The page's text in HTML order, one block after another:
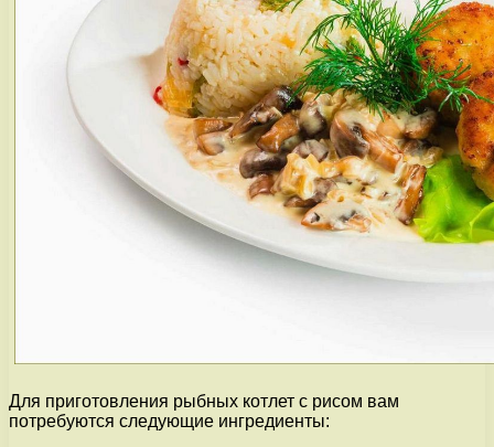
Для приготовления рыбных котлет с рисом вам
потребуются следующие ингредиенты: